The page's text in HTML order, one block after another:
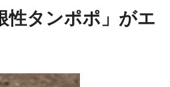
性タンポポ」がエ